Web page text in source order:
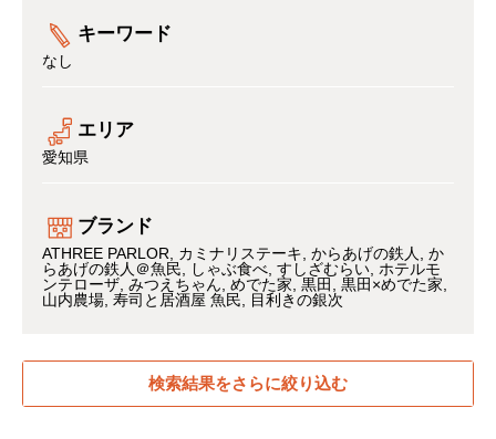
キーワード
なし
エリア
愛知県
ブランド
ATHREE PARLOR カミナリステーキ からあげの鉄人
か
らあげの鉄人＠魚民
しゃぶ食べ すしざむらい ホテルモ
ンテローザ みつえちゃん めでた家 黒田
黒田×めでた家
山内農場 寿司と居酒屋 魚民 目利きの銀次
検索結果をさらに絞り込む